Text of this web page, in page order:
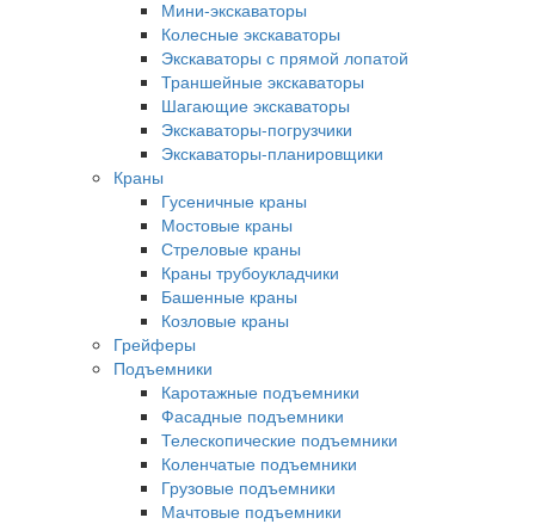
Мини-экскаваторы
Колесные экскаваторы
Экскаваторы с прямой лопатой
Траншейные экскаваторы
Шагающие экскаваторы
Экскаваторы-погрузчики
Экскаваторы-планировщики
Краны
Гусеничные краны
Мостовые краны
Стреловые краны
Краны трубоукладчики
Башенные краны
Козловые краны
Грейферы
Подъемники
Каротажные подъемники
Фасадные подъемники
Телескопические подъемники
Коленчатые подъемники
Грузовые подъемники
Мачтовые подъемники